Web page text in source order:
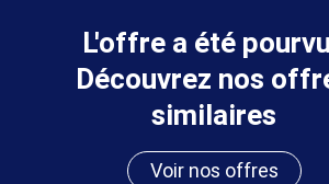
L'offre a été
Découvrez nos
similaires
Voir nos offres